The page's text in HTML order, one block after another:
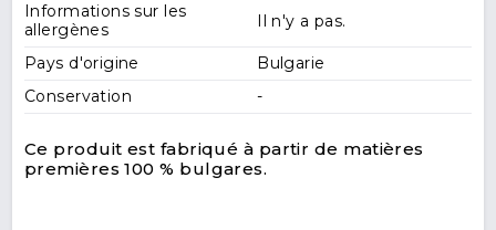
Informations sur les
allergènes
Il n'y a pas.
Pays d'origine
Bulgarie
Conservation
-
Ce produit est fabriqué à partir de matières
premières 100 % bulgares.